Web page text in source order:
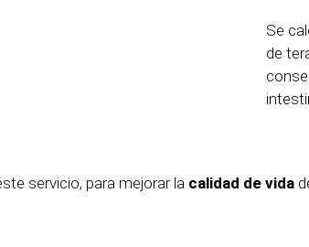
Se
de
servicio, para mejorar la calidad de vida